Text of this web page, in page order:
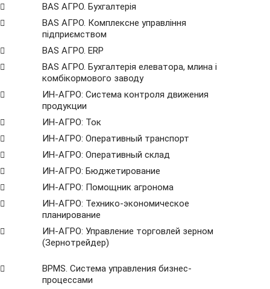
BAS АГРО. Бухгалтерія
BAS АГРО. Комплексне управління
підприємством
BAS АГРО. ERP
BAS АГРО. Бухгалтерія елеватора, млина і
комбікормового заводу
ИН-АГРО: Система контроля движения
продукции
ИН-АГРО: Ток
ИН-АГРО: Оперативный транспорт
ИН-АГРО: Оперативный склад
ИН-АГРО: Бюджетирование
ИН-АГРО: Помощник агронома
ИН-АГРО: Технико-экономическое
планирование
ИН-АГРО: Управление торговлей зерном
(Зернотрейдер)
ВРМS. Система управления бизнес-
процессами